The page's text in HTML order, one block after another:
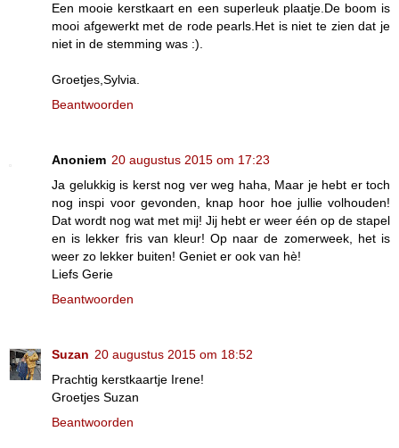
Een mooie kerstkaart en een superleuk plaatje.De boom is
mooi afgewerkt met de rode pearls.Het is niet te zien dat je
niet in de stemming was :).
Groetjes,Sylvia.
Beantwoorden
Anoniem 20 augustus 2015 om 17:23
Ja gelukkig is kerst nog ver weg haha, Maar je hebt er toch
nog inspi voor gevonden, knap hoor hoe jullie volhouden!
Dat wordt nog wat met mij! Jij hebt er weer één op de stapel
en is lekker fris van kleur! Op naar de zomerweek, het is
weer zo lekker buiten! Geniet er ook van hè!
Liefs Gerie
Beantwoorden
Suzan 20 augustus 2015 om 18:52
Prachtig kerstkaartje Irene!
Groetjes Suzan
Beantwoorden